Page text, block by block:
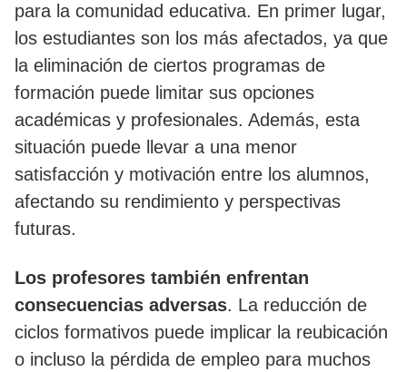
para la comunidad educativa. En primer lugar,
los estudiantes son los más afectados, ya que
la eliminación de ciertos programas de
formación puede limitar sus opciones
académicas y profesionales. Además, esta
situación puede llevar a una menor
satisfacción y motivación entre los alumnos,
afectando su rendimiento y perspectivas
futuras.
Los profesores también enfrentan
consecuencias adversas. La reducción de
ciclos formativos puede implicar la reubicación
o incluso la pérdida de empleo para muchos